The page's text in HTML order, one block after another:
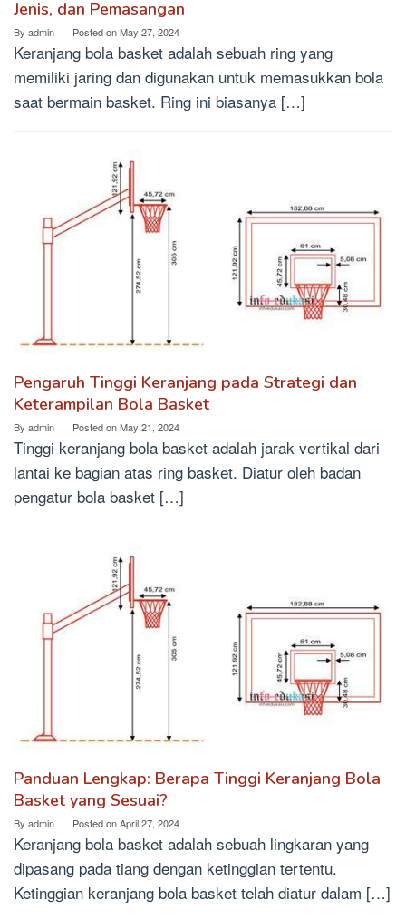
Jenis, dan Pemasangan
By admin Posted onMay 27, 2024
Keranjang bola basket adalah sebuah ring yang
memiliki jaring dan digunakan untuk memasukkan bola
saat bermain basket. Ring ini biasanya […]
Pengaruh Tinggi Keranjang pada Strategi dan
Keterampilan Bola Basket
By admin Posted onMay 21, 2024
Tinggi keranjang bola basket adalah jarak vertikal dari
lantai ke bagian atas ring basket. Diatur oleh badan
pengatur bola basket […]
Panduan Lengkap: Berapa Tinggi Keranjang Bola
Basket yang Sesuai?
By admin Posted onApril 27, 2024
Keranjang bola basket adalah sebuah lingkaran yang
dipasang pada tiang dengan ketinggian tertentu.
Ketinggian keranjang bola basket telah diatur dalam […]